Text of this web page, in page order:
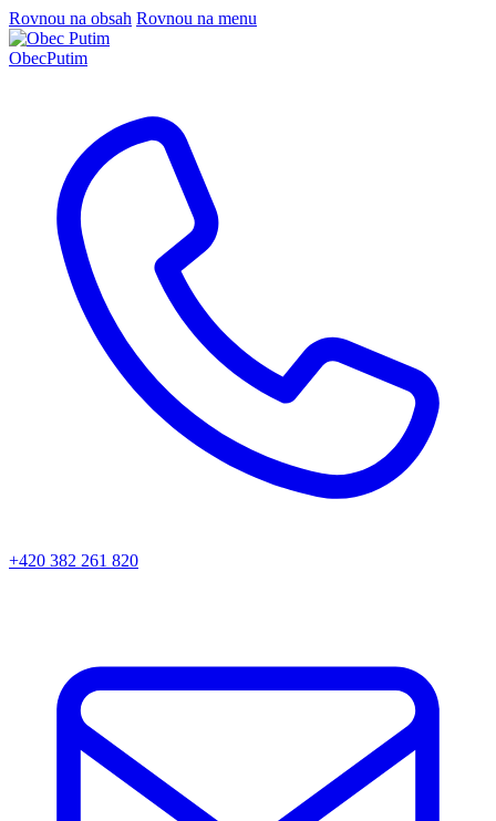
Rovnou na obsah Rovnou na menu
ObecPutim
+420 382 261 820